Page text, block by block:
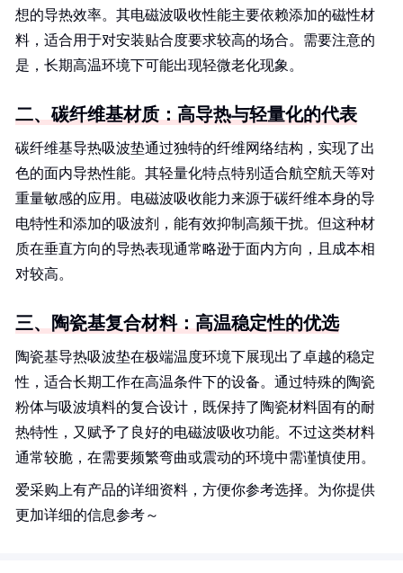
想的导热效率。其电磁波吸收性能主要依赖添加的磁性材
料，适合用于对安装贴合度要求较高的场合。需要注意的
是，长期高温环境下可能出现轻微老化现象。
二、碳纤维基材质：高导热与轻量化的代表
碳纤维基导热吸波垫通过独特的纤维网络结构，实现了出
色的面内导热性能。其轻量化特点特别适合航空航天等对
重量敏感的应用。电磁波吸收能力来源于碳纤维本身的导
电特性和添加的吸波剂，能有效抑制高频干扰。但这种材
质在垂直方向的导热表现通常略逊于面内方向，且成本相
对较高。
三、陶瓷基复合材料：高温稳定性的优选
陶瓷基导热吸波垫在极端温度环境下展现出了卓越的稳定
性，适合长期工作在高温条件下的设备。通过特殊的陶瓷
粉体与吸波填料的复合设计，既保持了陶瓷材料固有的耐
热特性，又赋予了良好的电磁波吸收功能。不过这类材料
通常较脆，在需要频繁弯曲或震动的环境中需谨慎使用。
爱采购上有产品的详细资料，方便你参考选择。为你提供
更加详细的信息参考～